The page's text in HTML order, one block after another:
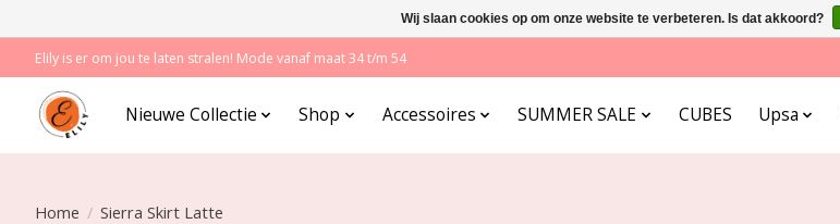
Elily is er om jou te laten stralen! Mode vanaf maat 34 t/m 54
Nieuwe Collectie Shop Accessoires SUMMER SALE CUBES Upsa
Home / Sierra Skirt Latte
Wij slaan cookies op om onze website te verbeteren. Is dat akkoord?